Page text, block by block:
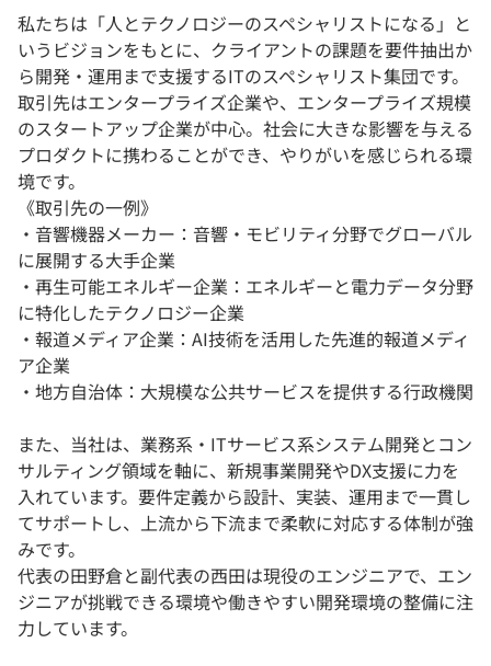
私たちは「人とテクノロジーのスペシャリストになる」と
いうビジョンをもとに、クライアントの課題を要件抽出か
ら開発・運用まで支援するITのスペシャリスト集団です。
取引先はエンタープライズ企業や、エンタープライズ規模
のスタートアップ企業が中心。社会に大きな影響を与える
プロダクトに携わることができ、やりがいを感じられる環
境です。
《取引先の一例》
・音響機器メーカー：音響・モビリティ分野でグローバル
に展開する大手企業
・再生可能エネルギー企業：エネルギーと電力データ分野
に特化したテクノロジー企業
・報道メディア企業：AI技術を活用した先進的報道メディ
ア企業
・地方自治体：大規模な公共サービスを提供する行政機関
また、当社は、業務系・ITサービス系システム開発とコン
サルティング領域を軸に、新規事業開発やDX支援に力を
入れています。要件定義から設計、実装、運用まで一貫し
てサポートし、上流から下流まで柔軟に対応する体制が強
みです。
代表の田野倉と副代表の西田は現役のエンジニアで、エン
ジニアが挑戦できる環境や働きやすい開発環境の整備に注
力しています。